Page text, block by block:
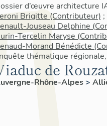
d’œuvre architecture
Brigitte (Contributeur) ;
Jouseau Delphine
Tercelin Maryse
Morand Bénédicte
thématique
de
Rhône-Alpes>